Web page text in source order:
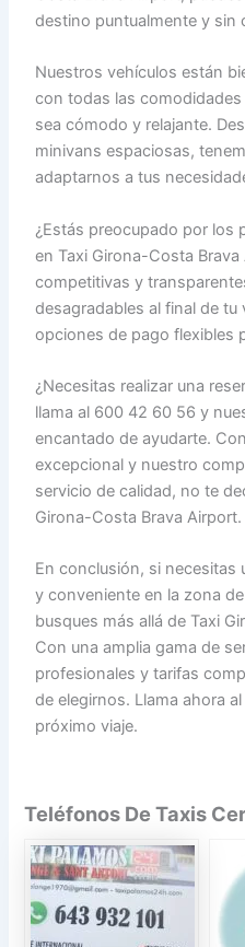
destino puntualmente y sin
Nuestros vehículos están
con todas las
sea cómodo y relajante.
minivans espaciosas,
adaptarnos a tus
¿Estás preocupado por los
en Taxi Girona-Costa
competitivas y
desagradables al final de
opciones de pago flexibles
¿Necesitas realizar una
llama al 600 42 60 56 y
encantado de ayudarte.
excepcional y nuestro
servicio de calidad, no te
Girona-Costa Brava Airport.
En conclusión, si necesitas
y conveniente en la zona
busques más allá de Taxi
Con una amplia gama de
profesionales y tarifas
de elegirnos. Llama ahora
próximo viaje.
Teléfonos De Taxis